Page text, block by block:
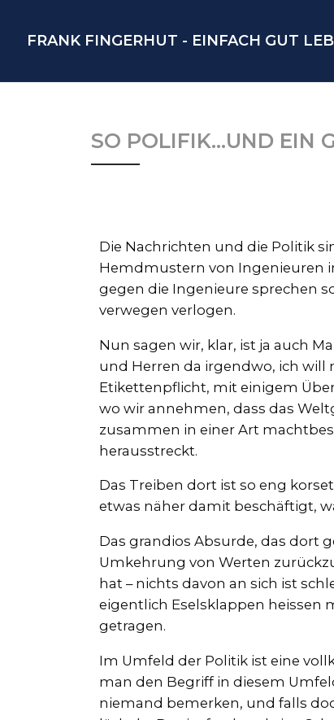
FRANK FINGERHUT - EINFACH GUT
SO POLIFIK…UND EIN
Die Nachrichten und die Politik
Hemdmustern von Ingenieuren
gegen die Ingenieure sprechen
verwegen verlogen.
Nun sagen wir, klar, ist ja auch
und Herren da irgendwo, ich will
Etikettenpflicht, mit einigem
wo wir annehmen, dass das
zusammen in einer Art
herausstreckt.
Das Treiben dort ist so eng
etwas näher damit beschäftigt,
Das grandios Absurde, das dort
Umkehrung von Werten
hat – nichts davon an sich ist
eigentlich Eselsklappen heissen
getragen.
Im Umfeld der Politik ist eine
man den Begriff in diesem
niemand bemerken, und falls